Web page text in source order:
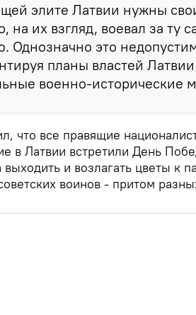
элите Латвии нужны
на их взгляд, воевал за ту
Однозначно это
планы властей
военно-исторические
что все правящие
в Латвии встретили День
выходить и возлагать цветы к
воинов - притом